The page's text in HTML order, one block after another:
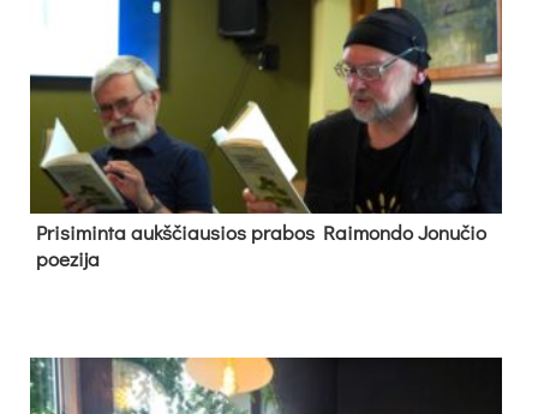
Pri­si­min­ta aukš­čiau­sios pra­bos Rai­mon­do Jo­nu­čio
poe­zi­ja